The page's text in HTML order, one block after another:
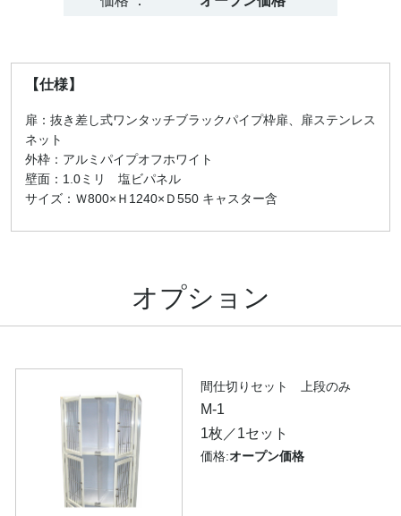
【仕様】
扉：抜き差し式ワンタッチブラックパイプ枠扉、扉ステンレス
ネット
外枠：アルミパイプオフホワイト
壁面：1.0ミリ 塩ビパネル
サイズ：Ｗ800×Ｈ1240×Ｄ550 キャスター含
オプション
間仕切りセット 上段のみ
M-1
1枚／1セット
価格:オープン価格